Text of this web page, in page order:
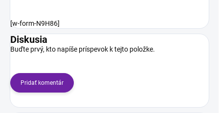
[w-form-N9H86]
Diskusia
Buďte prvý, kto napíše príspevok k tejto položke.
Pridať komentár